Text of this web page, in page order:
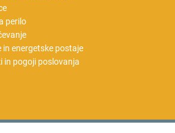
perilo
in energetske postaje
in pogoji poslovanja